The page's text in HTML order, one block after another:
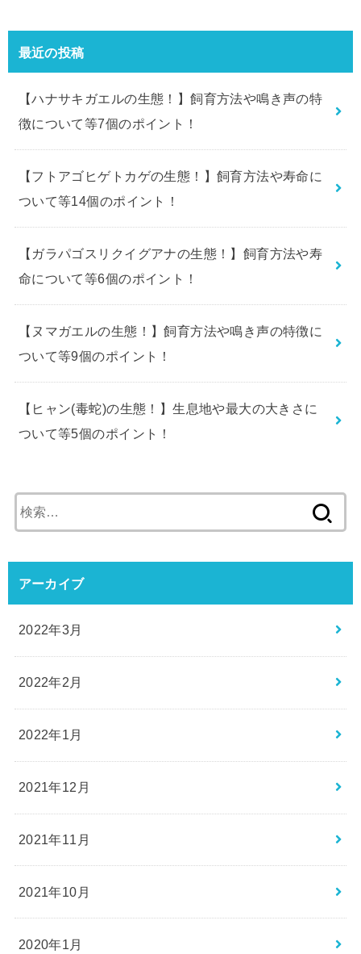
最近の投稿
【ハナサキガエルの生態！】飼育方法や鳴き声の特
徴について等7個のポイント！
【フトアゴヒゲトカゲの生態！】飼育方法や寿命に
ついて等14個のポイント！
【ガラパゴスリクイグアナの生態！】飼育方法や寿
命について等6個のポイント！
【ヌマガエルの生態！】飼育方法や鳴き声の特徴に
ついて等9個のポイント！
【ヒャン(毒蛇)の生態！】生息地や最大の大きさに
ついて等5個のポイント！
索:
アーカイブ
2022年3月
2022年2月
2022年1月
2021年12月
2021年11月
2021年10月
2020年1月